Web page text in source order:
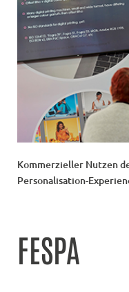
Kommerzieller Nutzen
Personalisation-
FESPA